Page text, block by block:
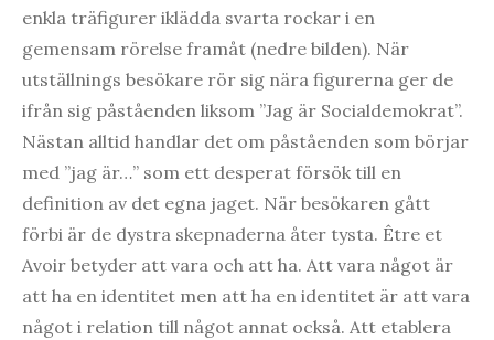
enkla träfigurer iklädda svarta rockar i en
gemensam rörelse framåt (nedre bilden). När
utställnings besökare rör sig nära figurerna ger de
ifrån sig påståenden liksom ”Jag är Socialdemokrat”.
Nästan alltid handlar det om påståenden som börjar
med ”jag är…” som ett desperat försök till en
definition av det egna jaget. När besökaren gått
förbi är de dystra skepnaderna åter tysta. Être et
Avoir betyder att vara och att ha. Att vara något är
att ha en identitet men att ha en identitet är att vara
något i relation till något annat också. Att etablera